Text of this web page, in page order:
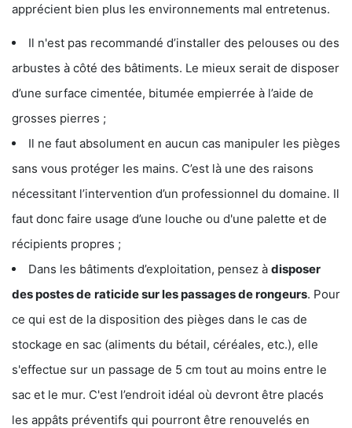
apprécient bien plus les environnements mal entretenus.
Il n'est pas recommandé d’installer des pelouses ou des
arbustes à côté des bâtiments. Le mieux serait de disposer
d’une surface cimentée, bitumée empierrée à l’aide de
grosses pierres ;
Il ne faut absolument en aucun cas manipuler les pièges
sans vous protéger les mains. C’est là une des raisons
nécessitant l’intervention d’un professionnel du domaine. Il
faut donc faire usage d’une louche ou d'une palette et de
récipients propres ;
Dans les bâtiments d’exploitation, pensez à disposer
des postes de raticide sur les passages de rongeurs. Pour
ce qui est de la disposition des pièges dans le cas de
stockage en sac (aliments du bétail, céréales, etc.), elle
s'effectue sur un passage de 5 cm tout au moins entre le
sac et le mur. C'est l’endroit idéal où devront être placés
les appâts préventifs qui pourront être renouvelés en